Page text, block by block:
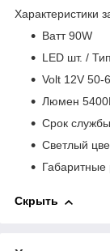
Характеристики
Bатт 90W
LED шт. /
Volt 12V 50-
Люмен
Срок
Светлый
Скрыть